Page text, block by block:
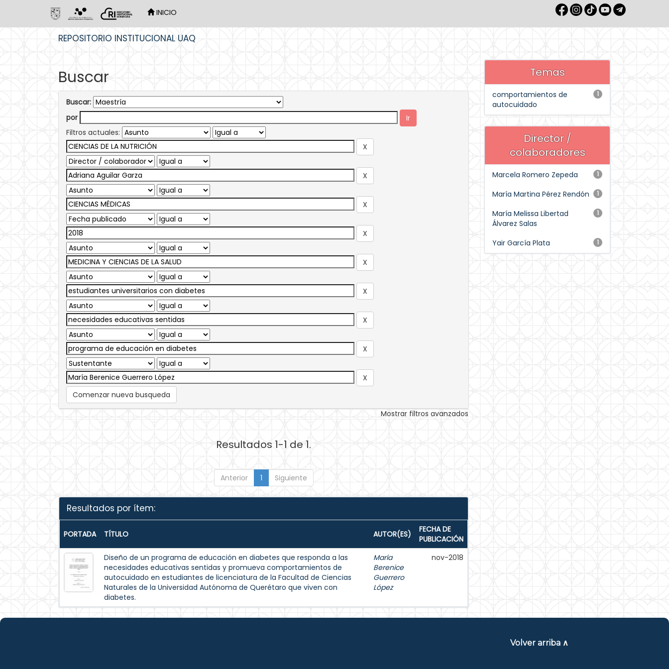
INICIO
REPOSITORIO INSTITUCIONAL UAQ
Buscar
Buscar:
por
Filtros actuales:
Comenzar nueva busqueda
Mostrar filtros avanzados
Resultados 1-1 de 1.
Anterior 1 Siguiente
Resultados por ítem:
PORTADA TÍTULO AUTOR(ES)
FECHA DE
PUBLICACIÓN
Diseño de un programa de educación en diabetes que responda a las
necesidades educativas sentidas y promueva comportamientos de
autocuidado en estudiantes de licenciatura de la Facultad de Ciencias
Naturales de la Universidad Autónoma de Querétaro que viven con
diabetes.
María
Berenice
Guerrero
López
nov-2018
Temas
1
comportamientos de
autocuidado
Director /
colaboradores
1
Marcela Romero Zepeda
1
María Martina Pérez Rendón
1
María Melissa Libertad
Álvarez Salas
1
Yair García Plata
Volver arriba ∧